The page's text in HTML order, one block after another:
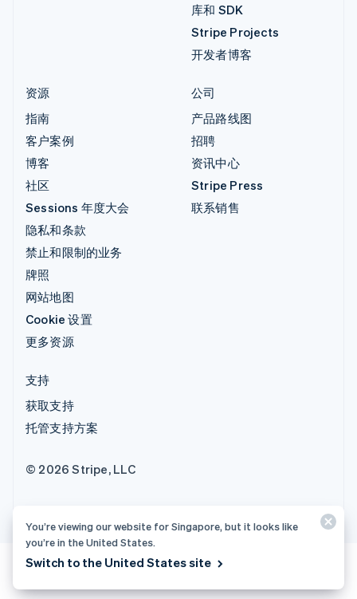
库和 SDK
Stripe Projects
开发者博客
资源
指南
客户案例
博客
社区
Sessions 年度大会
隐私和条款
禁止和限制的业务
牌照
网站地图
Cookie 设置
更多资源
公司
产品路线图
招聘
资讯中心
Stripe Press
联系销售
支持
获取支持
托管支持方案
© 2026 Stripe, LLC
You’re viewing our website for Singapore, but it looks like
you’re in the United States.
Switch to the United States site